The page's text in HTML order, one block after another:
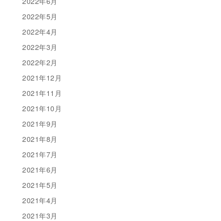
2022年5月
2022年4月
2022年3月
2022年2月
2021年12月
2021年11月
2021年10月
2021年9月
2021年8月
2021年7月
2021年6月
2021年5月
2021年4月
2021年3月